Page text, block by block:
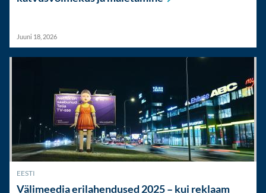
Juuni 18, 2026
EESTI
Välimeedia erilahendused 2025 – kui reklaam